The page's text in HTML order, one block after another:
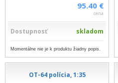
95.40 €
cena
Dostupnosť skladom
Momentálne nie je k produktu žiadny popis.
OT-64 polícia, 1:35